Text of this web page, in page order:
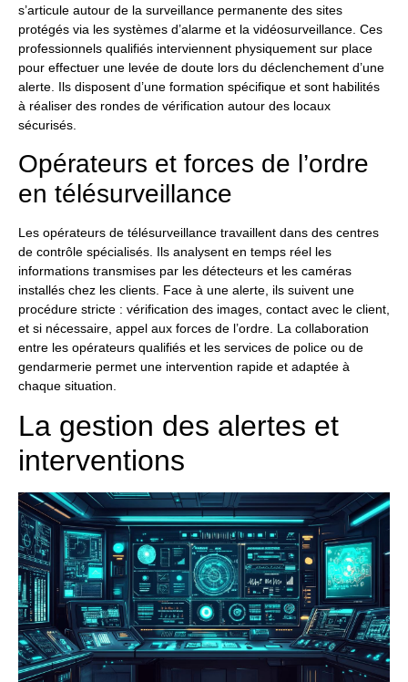
s’articule autour de la surveillance permanente des sites
protégés via les systèmes d’alarme et la vidéosurveillance. Ces
professionnels qualifiés interviennent physiquement sur place
pour effectuer une levée de doute lors du déclenchement d’une
alerte. Ils disposent d’une formation spécifique et sont habilités
à réaliser des rondes de vérification autour des locaux
sécurisés.
Opérateurs et forces de l’ordre
en télésurveillance
Les opérateurs de télésurveillance travaillent dans des centres
de contrôle spécialisés. Ils analysent en temps réel les
informations transmises par les détecteurs et les caméras
installés chez les clients. Face à une alerte, ils suivent une
procédure stricte : vérification des images, contact avec le client,
et si nécessaire, appel aux forces de l’ordre. La collaboration
entre les opérateurs qualifiés et les services de police ou de
gendarmerie permet une intervention rapide et adaptée à
chaque situation.
La gestion des alertes et
interventions